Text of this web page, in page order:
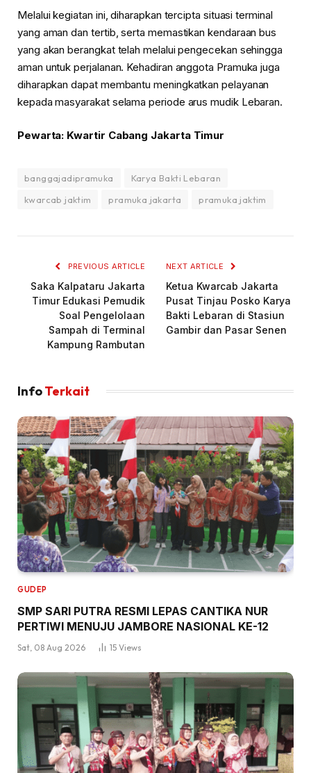
Melalui kegiatan ini, diharapkan tercipta situasi terminal
yang aman dan tertib , serta memastikankendaraan bus
yang akan berangkat telah melalui pengecekan sehingga
aman untuk perjalanan. Kehadiran anggota Pramuka juga
diharapkan dapat membantu meningkatkan pelayanan
kepada masyarakat selama periode arus mudik Lebaran.
⁠Pewarta: Kwartir Cabang Jakarta Timur
banggajadipramuka
Karya Bakti Lebaran
kwarcab jaktim
pramuka jakarta pramuka jaktim
PREVIOUS ARTICLE
Saka Kalpataru Jakarta
Timur Edukasi Pemudik
Soal Pengelolaan
Sampah di Terminal
Kampung Rambutan
NEXT ARTICLE
Ketua Kwarcab Jakarta
Pusat Tinjau Posko Karya
Bakti Lebaran di Stasiun
Gambir dan Pasar Senen
InfoTerkait
GUDEP
SMP SARI PUTRA RESMI LEPAS CANTIKA NUR
PERTIWI MENUJU JAMBORE NASIONAL KE-12
Sat, 08 Aug 2026 15 Views